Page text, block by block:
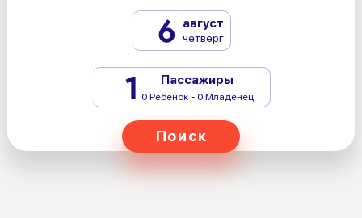
6 август
четверг
1 Пассажиры
0 Ребёнок - 0 Младенец
Поиск